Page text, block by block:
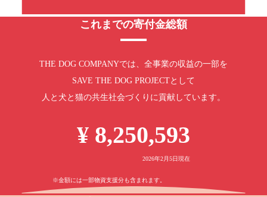
これまでの寄付金総額
THE DOG COMPANYでは、全事業の収益の一部を
SAVE THE DOG PROJECTとして
人と犬と猫の共生社会づくりに貢献しています。
¥ 8,250,593
2026年2月5日現在
※金額には一部物資支援分も含まれます。